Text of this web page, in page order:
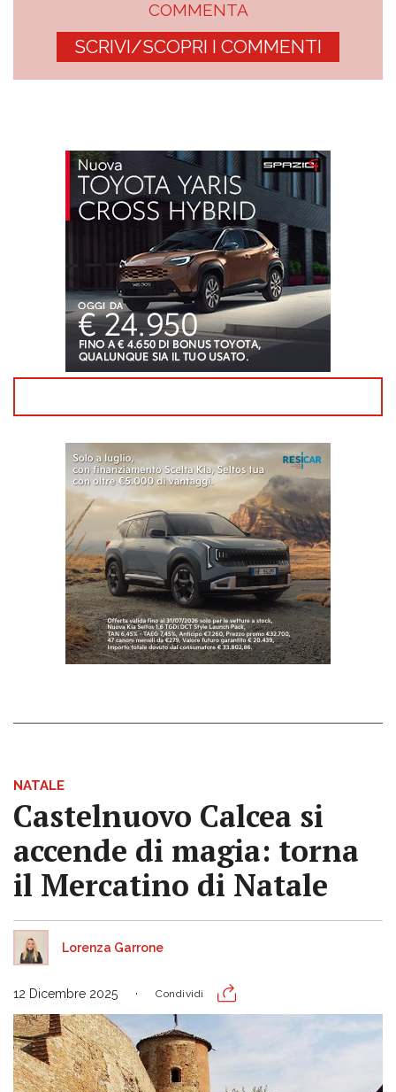
COMMENTA
SCRIVI/SCOPRI I COMMENTI
NATALE
Castelnuovo Calcea si
accende di magia: torna
il Mercatino di Natale
Lorenza Garrone
12 Dicembre 2025 Condividi